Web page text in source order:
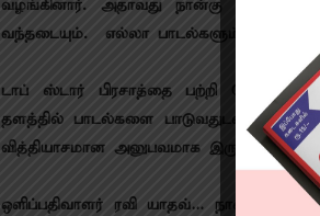
வழங்கினார். அதாவது நான்கு மணிக்கு
வந்தடையும். எல்லா பாடல்களும் நன்றாக
டாப் ஸ்டார் பிரசாத்தை பற்றி சொல்ல
தளத்தில் பாடல்களை பாடுவதுடன் அந்தப்
வித்தியாசமான அனுபவமாக இருந்தது.
ஒளிப்பதிவாளர் ரவி யாதவ்… நான் நடன